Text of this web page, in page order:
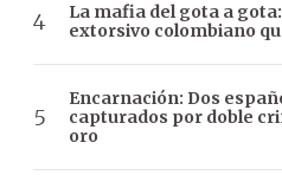
La mafia del gota a
extorsivo colombiano
Encarnación: Dos
capturados por doble
oro